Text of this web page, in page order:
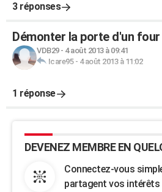
3 réponses
Démonter la porte d'un
VDB29- 4 août 2013 à 09:41
Icare95- 4 août 2013 à 11:02
1 réponse
DEVENEZ MEMBRE EN
Connectez-vous
partagent vos intérêts